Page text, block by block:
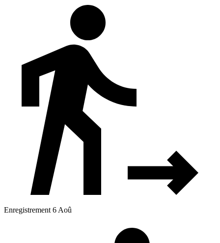
Enregistrement 6 Aoû